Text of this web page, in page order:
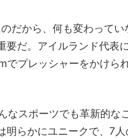
だから、何も変わってい
要だ。アイルランド代表
でプレッシャーをかけら
なスポーツでも革新的な
らかにユニークで、7人